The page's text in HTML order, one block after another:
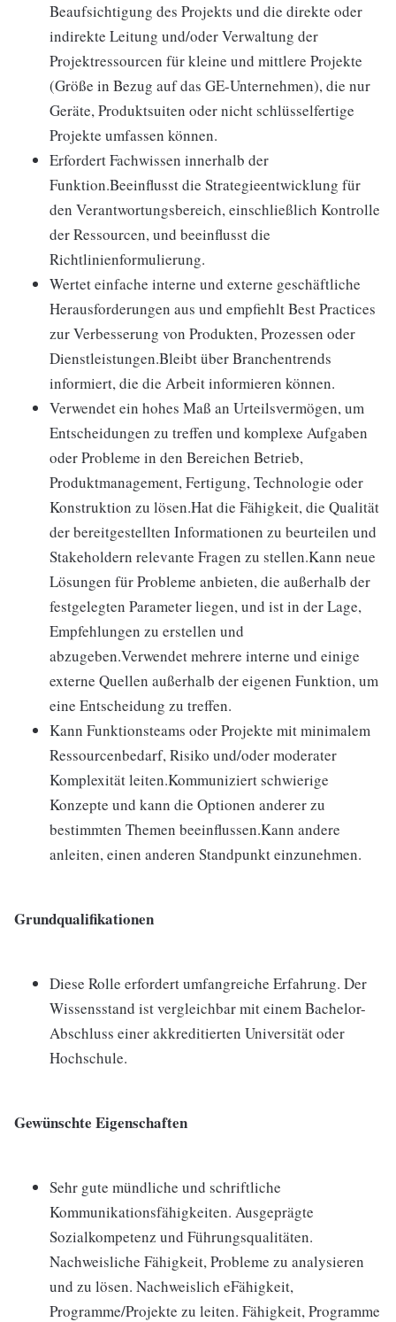
Beaufsichtigung des Projekts und die direkte oder
indirekte Leitung und/oder Verwaltung der
Projektressourcen für kleine und mittlere Projekte
(Größe in Bezug auf das GE-Unternehmen), die nur
Geräte, Produktsuiten oder nicht schlüsselfertige
Projekte umfassen können.
Erfordert Fachwissen innerhalb der
Funktion.Beeinflusst die Strategieentwicklung für
den Verantwortungsbereich, einschließlich Kontrolle
der Ressourcen, und beeinflusst die
Richtlinienformulierung.
Wertet einfache interne und externe geschäftliche
Herausforderungen aus und empfiehlt Best Practices
zur Verbesserung von Produkten, Prozessen oder
Dienstleistungen.Bleibt über Branchentrends
informiert, die die Arbeit informieren können.
Verwendet ein hohes Maß an Urteilsvermögen, um
Entscheidungen zu treffen und komplexe Aufgaben
oder Probleme in den Bereichen Betrieb,
Produktmanagement, Fertigung, Technologie oder
Konstruktion zu lösen.Hat die Fähigkeit, die Qualität
der bereitgestellten Informationen zu beurteilen und
Stakeholdern relevante Fragen zu stellen.Kann neue
Lösungen für Probleme anbieten, die außerhalb der
festgelegten Parameter liegen, und ist in der Lage,
Empfehlungen zu erstellen und
abzugeben.Verwendet mehrere interne und einige
externe Quellen außerhalb der eigenen Funktion, um
eine Entscheidung zu treffen.
Kann Funktionsteams oder Projekte mit minimalem
Ressourcenbedarf, Risiko und/oder moderater
Komplexität leiten.Kommuniziert schwierige
Konzepte und kann die Optionen anderer zu
bestimmten Themen beeinflussen.Kann andere
anleiten, einen anderen Standpunkt einzunehmen.
Grundqualifikationen
Diese Rolle erfordert umfangreiche Erfahrung. Der
Wissensstand ist vergleichbar mit einem Bachelor-
Abschluss einer akkreditierten Universität oder
Hochschule.
Gewünschte Eigenschaften
Sehr gute mündliche und schriftliche
Kommunikationsfähigkeiten. Ausgeprägte
Sozialkompetenz und Führungsqualitäten.
Nachweisliche Fähigkeit, Probleme zu analysieren
und zu lösen. Nachweislich eFähigkeit,
Programme/Projekte zu leiten. Fähigkeit, Programme